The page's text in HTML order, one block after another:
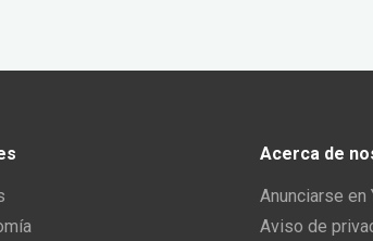
Acerca de
Anunciarse en
Aviso de